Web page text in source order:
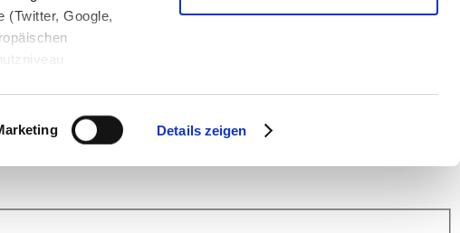
(Twitter, Google,
Details zeigen
weiter.